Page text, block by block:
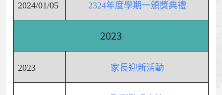
2024/01/05 2324年度學期一頒獎典禮
2023
2023 家長迎新活動